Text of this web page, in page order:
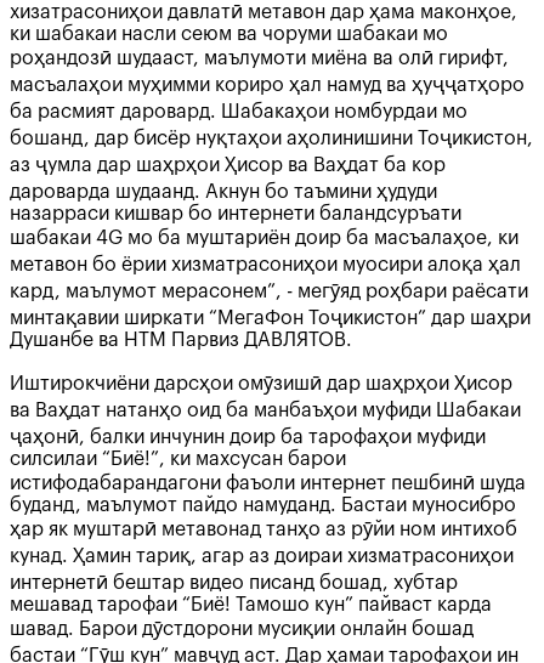
хизатрасониҳои давлатӣ метавон дар ҳама маконҳое,
ки шабакаи насли сеюм ва чоруми шабакаи мо
роҳандозӣ шудааст, маълумоти миёна ва олӣ гирифт,
масъалаҳои муҳимми кориро ҳал намуд ва ҳуҷҷатҳоро
ба расмият даровард. Шабакаҳои номбурдаи мо
бошанд, дар бисёр нуқтаҳои аҳолинишини Тоҷикистон,
аз ҷумла дар шаҳрҳои Ҳисор ва Ваҳдат ба кор
дароварда шудаанд. Акнун бо таъмини ҳудуди
назарраси кишвар бо интернети баландсуръати
шабакаи 4G мо ба муштариён доир ба масъалаҳое, ки
метавон бо ёрии хизматрасониҳои муосири алоқа ҳал
кард, маълумот мерасонем”, - мегӯяд роҳбари раёсати
минтақавии ширкати “МегаФон Тоҷикистон” дар шаҳри
Душанбе ва НТМ Парвиз ДАВЛЯТОВ.
Иштирокчиёни дарсҳои омӯзишӣ дар шаҳрҳои Ҳисор
ва Ваҳдат натанҳо оид ба манбаъҳои муфиди Шабакаи
ҷаҳонӣ, балки инчунин доир ба тарофаҳои муфиди
силсилаи “Биё!”, ки махсусан барои
истифодабарандагони фаъоли интернет пешбинӣ шуда
буданд, маълумот пайдо намуданд. Бастаи муносибро
ҳар як муштарӣ метавонад танҳо аз рӯйи ном интихоб
кунад. Ҳамин тариқ, агар аз доираи хизматрасониҳои
интернетӣ бештар видео писанд бошад, хубтар
мешавад тарофаи “Биё! Тамошо кун” пайваст карда
шавад. Барои дӯстдорони мусиқии онлайн бошад
бастаи “Гӯш кун” мавҷуд аст. Дар ҳамаи тарофаҳои ин